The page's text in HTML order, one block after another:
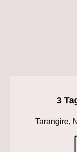
3
Tarangire,